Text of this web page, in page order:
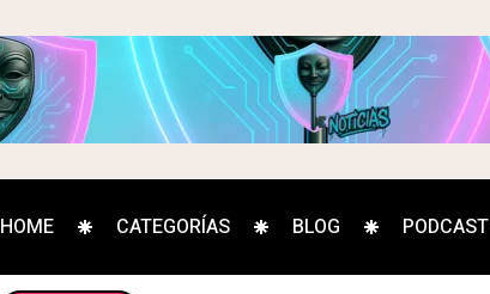
HOME CATEGORÍAS BLOG PODCAST